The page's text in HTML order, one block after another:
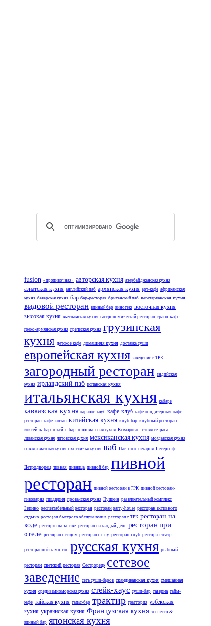
fusion «пропивочная» авторская кухня азербайджанская кухня
азиатская кухня английский паб армянская кухня арт-кафе африканская
кухня баварская кухня бар бар-ресторан британский паб вегетарианская кухня
видовой ресторан винный бар винотека восточная кухня
высокая кухня вьетнамская кухня гастрономический ресторан гранд-кафе
греко-армянская кухня греческая кухня грузинская
кухня детское кафе домашняя кухня доставка суши
европейская кухня заведение в ТРК
загородный ресторан индийская
кухня ирландский паб испанская кухня
итальянская кухня кабаре
кавказская кухня караоке-клуб кафе-клуб кафе-кондитерская кафе-
ресторан кафешантан китайская кухня клуб-бар клубный ресторан
коктейль-бар коктйль-бар колониальная кухня Комарово летняя терраса
ливанская кухня литовская кухня мексиканская кухня молдавская кухня
новая азиатская кухня охотничья кухня паб Павловск пекарня Петергоф
Петродворец пивная пивница пивной бар пивной
ресторан пивной ресторан в ТРК пивной ресторан-
пивоварня пиццерия прованская кухня Пушкин развлекательный комплекс
Репино респектабельный ресторан ресторан party-house ресторан активного
отдыха ресторан быстрого обслуживания ресторан в ТРК ресторан на
воде ресторан на заливе ресторан на каждый день ресторан при
отеле ресторан с видом ресторан с шоу ресторан-клуб ресторан-театр
ресторанный комплекс русская кухня рыбный
ресторан светский ресторан Сестрорецк сетевое
заведение сеть суши-баров скандинавская кухня смешанная
кухня средиземноморская кухня стейк-хаус суши-бар таверна тайм-
кафе тайская кухня тапас-бар трактир траттория узбекская
кухня украинская кухня Французская кухня эспрессо &
винный бар японская кухня